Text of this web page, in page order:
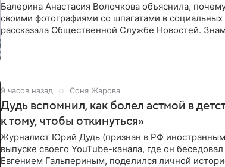
Балерина Анастасия Волочкова объяснила,
своими фотографиями со шпагатами в
рассказала Общественной Службе Новостей.
9 часов назад Соня Жарова
Дудь вспомнил, как болел астмой в
к тому, чтобы откинуться»
Журналист Юрий Дудь (признан в РФ
выпуске своего YouTube-канала, где он
Евгением Гальпериным, поделился личной